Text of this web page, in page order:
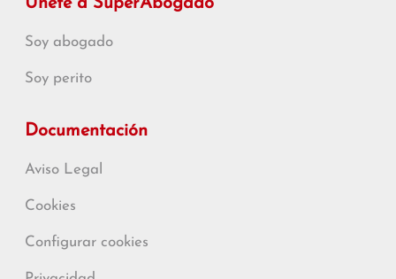
Únete a SuperAbogado
Soy abogado
Soy perito
Documentación
Aviso Legal
Cookies
Configurar cookies